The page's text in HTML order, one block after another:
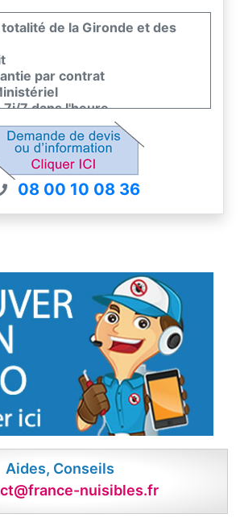
de la Gironde et des
par contrat
7 dans l'heure
08 00 10 08 36
Aides, Conseils
nuisibles.fr